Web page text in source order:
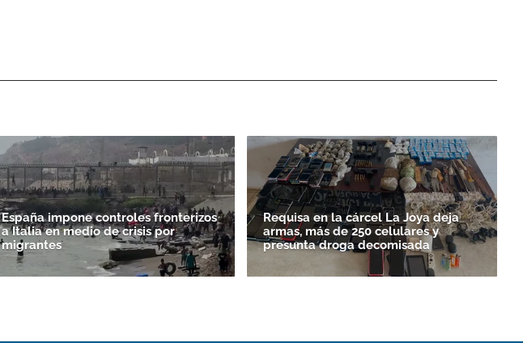
España impone controles fronterizos
a Italia en medio de crisis por
migrantes
Requisa en la cárcel La Joya deja
armas, más de 250 celulares y
presunta droga decomisada